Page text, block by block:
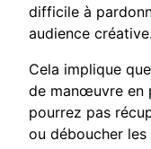
difficile à
audience créative.
Cela implique
de manœuvre en
pourrez pas
ou déboucher